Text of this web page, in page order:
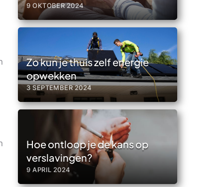
9 OKTOBER 2024
Zo kun je thuis zelf energie
opwekken
3 SEPTEMBER 2024
Hoe ontloop je de kans op
verslavingen?
9 APRIL 2024